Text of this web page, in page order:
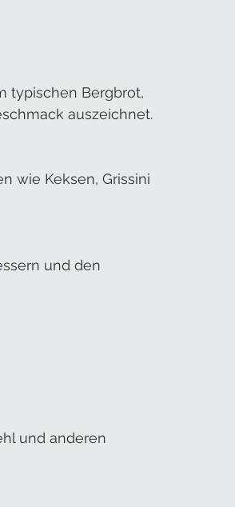
typischen Bergbrot,
auszeichnet.
wie Keksen, Grissini
und den
und anderen